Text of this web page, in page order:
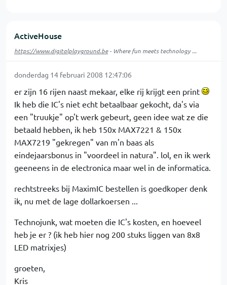
ActiveHouse
https://www.digitalplayground.be- Where fun meets technology ...
donderdag 14 februari 2008 12:47:06
er zijn 16 rijen naast mekaar, elke rij krijgt een print
Ik heb die IC's niet echt betaalbaar gekocht, da's via
een "truukje" op't werk gebeurt, geen idee wat ze die
betaald hebben, ik heb 150x MAX7221 & 150x
MAX7219 "gekregen" van m'n baas als
eindejaarsbonus in "voordeel in natura". lol, en ik werk
geeneens in de electronica maar wel in de informatica.
rechtstreeks bij MaximIC bestellen is goedkoper denk
ik, nu met de lage dollarkoersen ...
Technojunk, wat moeten die IC's kosten, en hoeveel
heb je er ? (ik heb hier nog 200 stuks liggen van 8x8
LED matrixjes)
groeten,
Kris